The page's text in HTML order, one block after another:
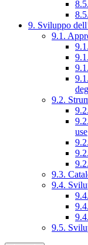
9. Sviluppo
9.1.
9.2.
use
9.3.
9.4.
9.5.